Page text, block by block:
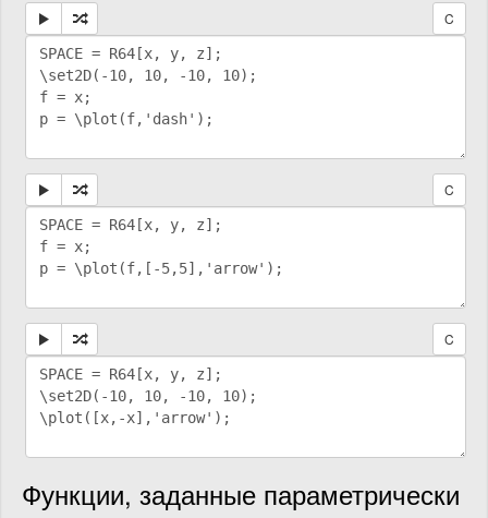
C
C
C
Функции, заданные параметрически